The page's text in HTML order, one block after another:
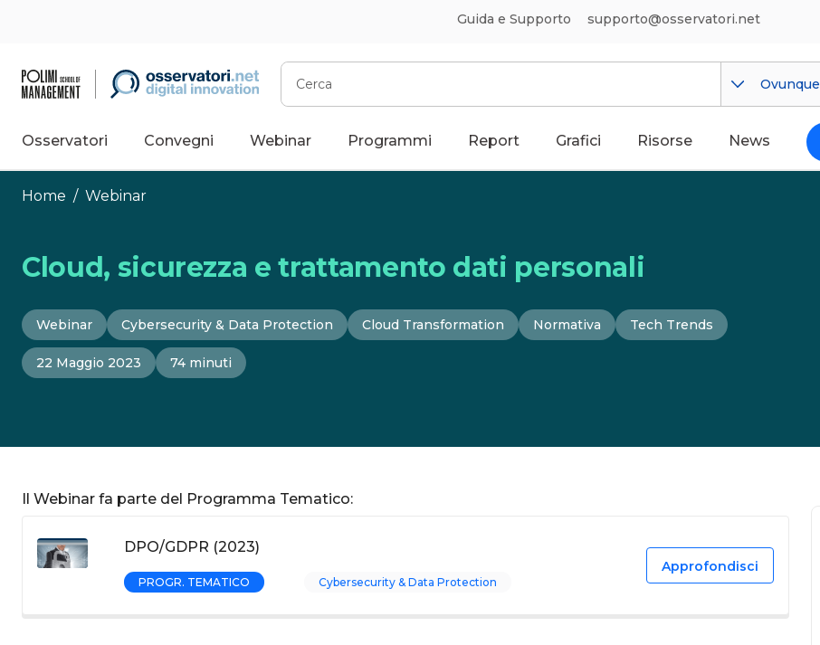
Guida e Supporto supporto@osservatori.net
Cerca
Ovunque
Osservatori Convegni Webinar Programmi Report Grafici Risorse News
Home / Webinar
Cloud, sicurezza e trattamento dati personali
Webinar Cybersecurity & Data Protection Cloud Transformation Normativa Tech Trends
22 Maggio 2023 74 minuti
Il Webinar fa parte del Programma Tematico:
DPO/GDPR (2023)
PROGR. TEMATICO Cybersecurity & Data Protection
Approfondisci